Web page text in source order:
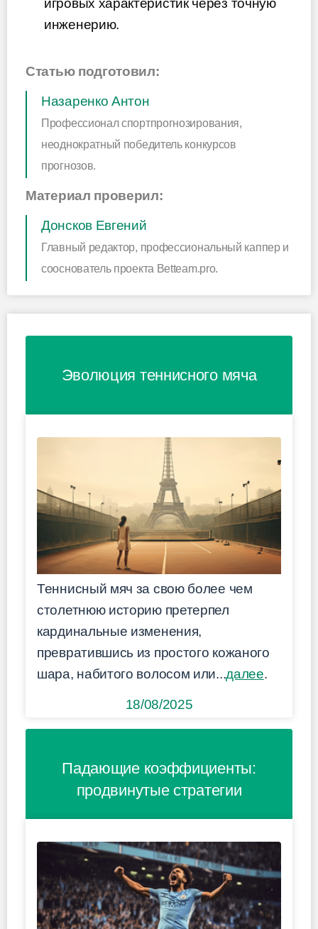
инженерию.
Статью подготовил:
Назаренко Антон
Профессионал спортпрогнозирования,
неоднократный победитель конкурсов
прогнозов.
Материал проверил:
Донсков Евгений
Главный редактор, профессиональный каппер и
сооснователь проекта Betteam.pro.
Эволюция теннисного мяча
Теннисный мяч за свою более чем
столетнюю историю претерпел
кардинальные изменения,
превратившись из простого кожаного
шара, набитого волосом или...далее.
18/08/2025
Падающие коэффициенты:
продвинутые стратегии